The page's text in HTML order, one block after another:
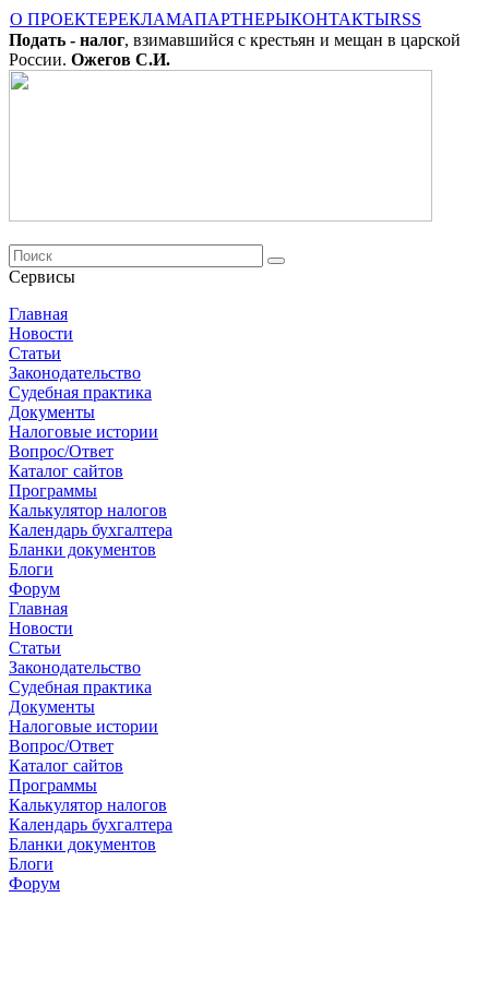
О ПРОЕКТЕРЕКЛАМАПАРТНЕРЫКОНТАКТЫRSS
Подать - налог, взимавшийся с крестьян и мещан в царской
России. Ожегов С.И.
Сервисы
Главная
Новости
Cтатьи
Законодательство
Судебная практика
Документы
Налоговые истории
Вопрос/Ответ
Каталог сайтов
Программы
Калькулятор налогов
Календарь бухгалтера
Бланки документов
Блоги
Форум
Главная
Новости
Cтатьи
Законодательство
Судебная практика
Документы
Налоговые истории
Вопрос/Ответ
Каталог сайтов
Программы
Калькулятор налогов
Календарь бухгалтера
Бланки документов
Блоги
Форум